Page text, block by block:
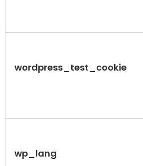
wordpress_test_cookie
wp_lang